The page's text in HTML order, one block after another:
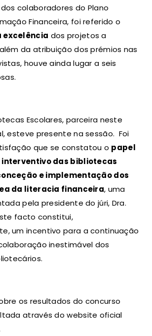
colaboradores do Plano
Financeira, foi referido o
excelência dos projetos a
da atribuição dos prémios nas
houve ainda lugar a seis
Escolares, parceira neste
esteve presente na sessão. Foi
que se constatou o papel
interventivo das bibliotecas
e implementação dos
da literacia financeira, uma
pela presidente do júri, Dra.
facto constitui,
um incentivo para a continuação
inestimável dos
os resultados do concurso
através do website oficial